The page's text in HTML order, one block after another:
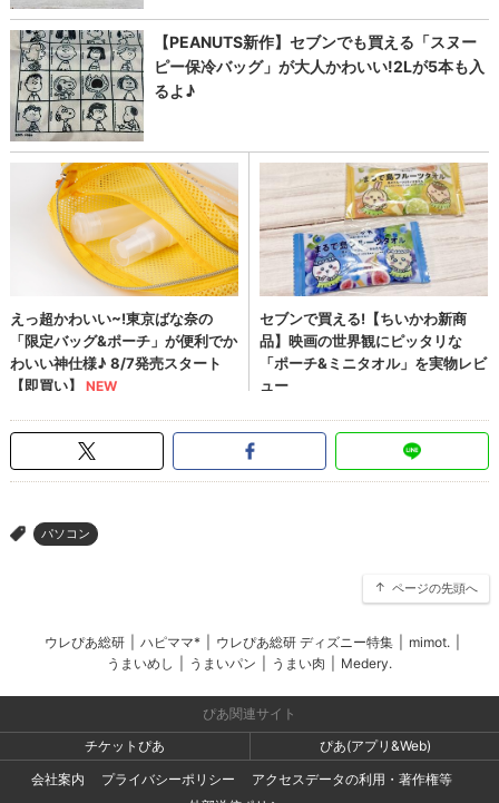
> パソコン
ページの先頭へ
ウレぴあ総研 ハピママ* ウレぴあ総研 ディズニー特集 mimot.
うまいめし
うまいパン うまい肉 Medery.
ぴあ関連サイト
チケットぴあ
ぴあ(アプリ&Web)
会社案内
プライバシーポリシー
アクセスデータの利用・著作権等